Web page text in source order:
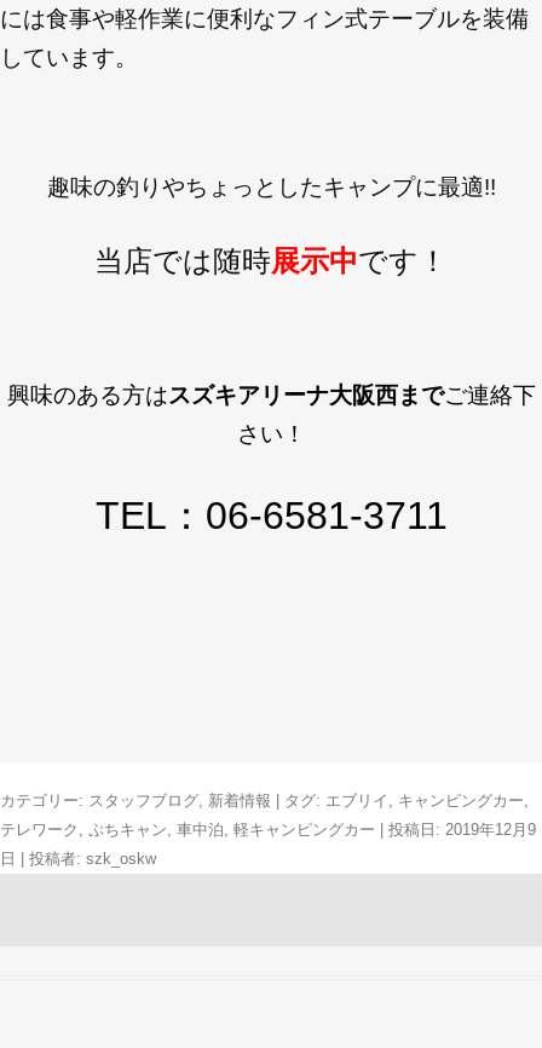
には食事や軽作業に便利なフィン式テーブルを装備
しています。
趣味の釣りやちょっとしたキャンプに最適!!
当店では随時展示中です！
興味のある方はスズキアリーナ大阪西までご連絡下
さい！
TEL：06-6581-3711
カテゴリー: スタッフブログ 新着情報 | タグ: エブリイ キャンピングカー
テレワーク
ぷちキャン 車中泊 軽キャンピングカー | 投稿日: 2019年12月9
日
投稿者: szk_oskw